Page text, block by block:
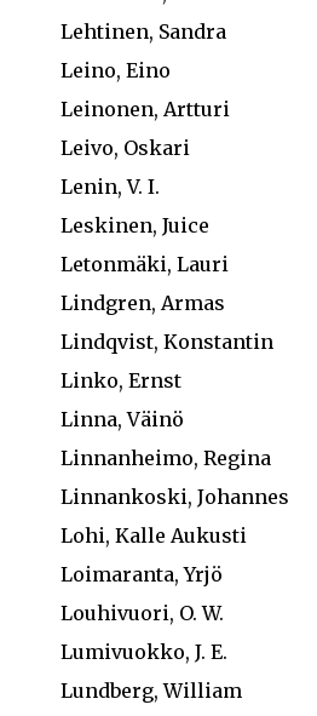
Lehtinen, Sandra
Leino, Eino
Leinonen, Artturi
Leivo, Oskari
Lenin, V. I.
Leskinen, Juice
Letonmäki, Lauri
Lindgren, Armas
Lindqvist, Konstantin
Linko, Ernst
Linna, Väinö
Linnanheimo, Regina
Linnankoski, Johannes
Lohi, Kalle Aukusti
Loimaranta, Yrjö
Louhivuori, O. W.
Lumivuokko, J. E.
Lundberg, William